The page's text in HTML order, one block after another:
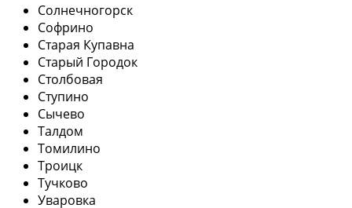
Солнечногорск
Софрино
Старая Купавна
Старый Городок
Столбовая
Ступино
Сычево
Талдом
Томилино
Троицк
Тучково
Уваровка